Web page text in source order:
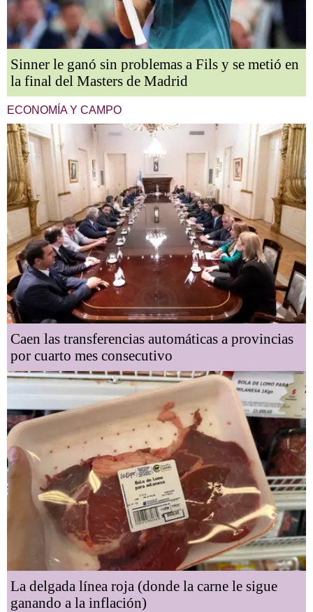
Sinner le ganó sin problemas a Fils y se metió en
la final del Masters de Madrid
ECONOMÍA Y CAMPO
Caen las transferencias automáticas a provincias
por cuarto mes consecutivo
La delgada línea roja (donde la carne le sigue
ganando a la inflación)